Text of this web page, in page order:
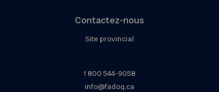
Contactez-nous
Site provincial
1 800 544-9058
info@fadoq.ca